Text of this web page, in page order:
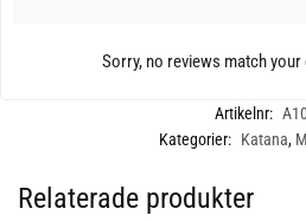
Sorry, no reviews match
Artikelnr:
Kategorier: Katana,
Relaterade produkter